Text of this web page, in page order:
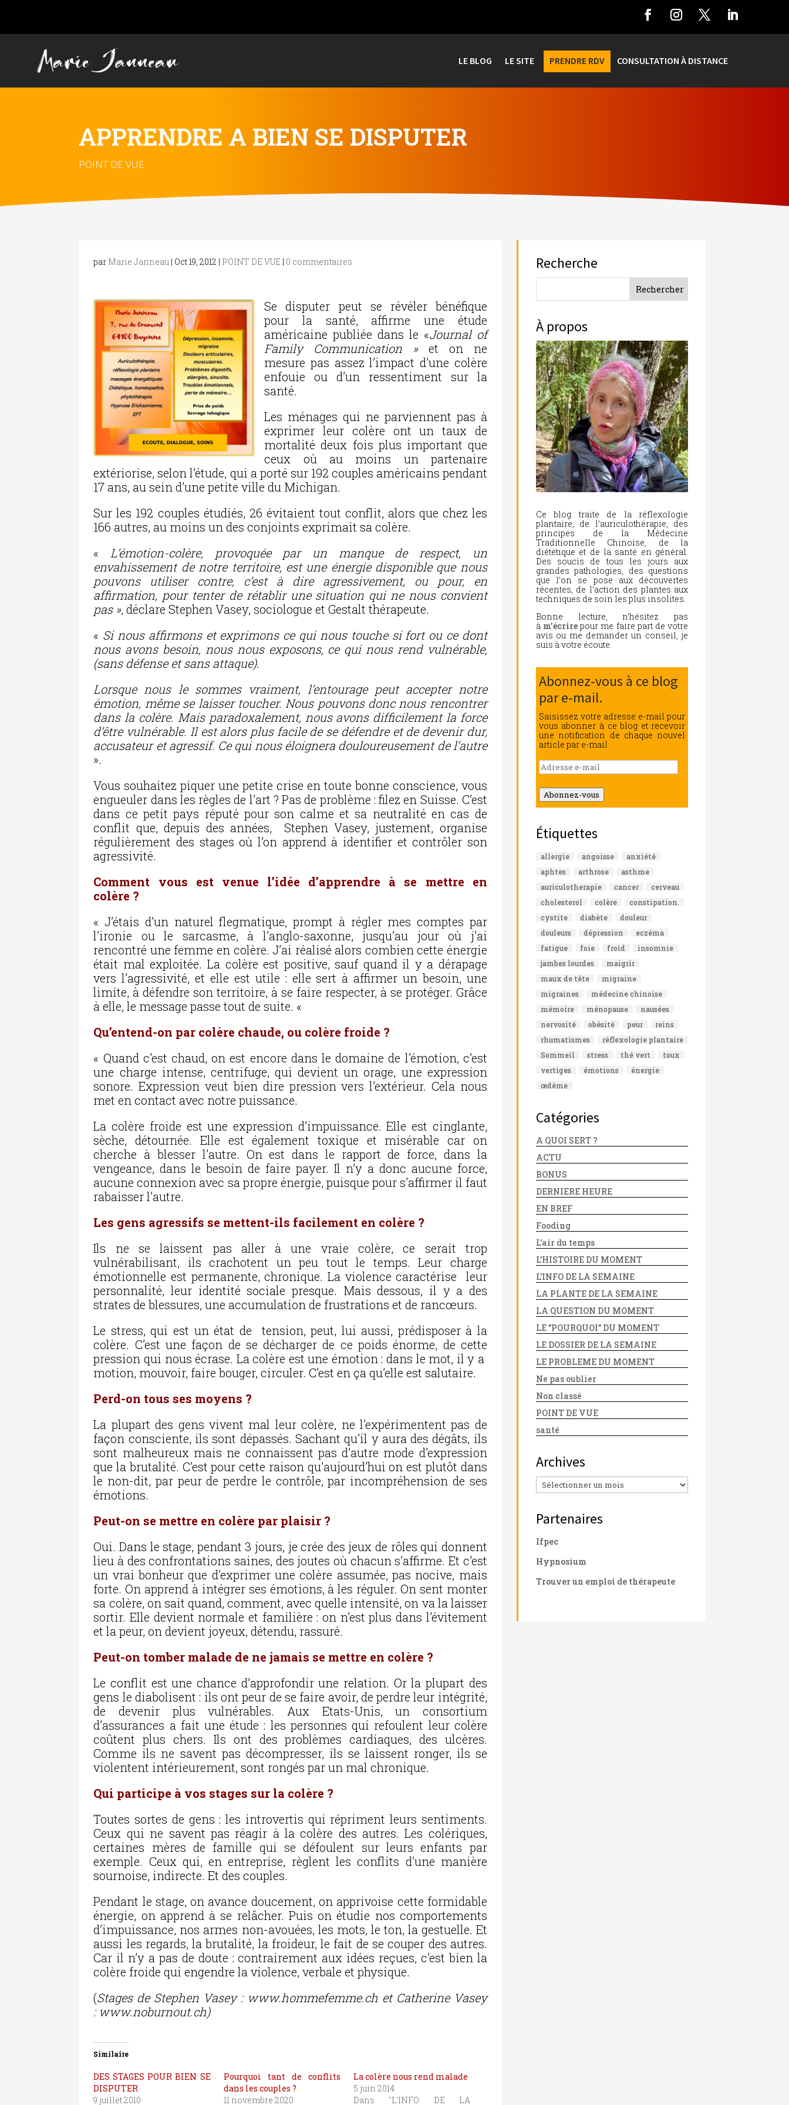
LE BLOG LE SITE PRENDRE RDV CONSULTATION À DISTANCE
APPRENDRE A BIEN SE DISPUTER
POINT DE VUE
par Marie Janneau | Oct 19, 2012 | POINT DE VUE | 0 commentaires
Se disputer peut se révéler bénéfique
pour la santé, affirme une étude
américaine publiée dans le «Journal of
Family Communication »et on ne
mesure pas assez l’impact d’une colère
enfouie ou d’un ressentiment sur la
santé.
Les ménages qui ne parviennent pas à
exprimer leur colère ont un taux de
mortalité deux fois plus important que
ceux où au moins un partenaire
extériorise, selon l’étude, qui a porté sur 192 couples américains pendant
17 ans, au sein d’une petite ville du Michigan.
Sur les 192 couples étudiés, 26 évitaient tout conflit, alors que chez les
166 autres, au moins un des conjoints exprimait sa colère.
« L’émotion-colère, provoquée par un manque de respect, un
envahissement de notre territoire, est une énergie disponible que nous
pouvons utiliser contre, c’est à dire agressivement, ou pour, en
affirmation, pour tenter de rétablir une situation qui ne nous convient
pas », déclare Stephen Vasey, sociologue et Gestalt thérapeute.
« Si nous affirmons et exprimons ce qui nous touche si fort ou ce dont
nous avons besoin, nous nous exposons, ce qui nous rend vulnérable,
(sans défense et sans attaque).
Lorsque nous le sommes vraiment, l’entourage peut accepter notre
émotion, même se laisser toucher. Nous pouvons donc nous rencontrer
dans la colère. Mais paradoxalement, nous avons difficilement la force
d’être vulnérable. Il est alors plus facile de se défendre et de devenir dur,
accusateur et agressif. Ce qui nous éloignera douloureusement de l’autre
».
Vous souhaitez piquer une petite crise en toute bonne conscience, vous
engueuler dans les règles de l’art ? Pas de problème : filez en Suisse. C’est
dans ce petit pays réputé pour son calme et sa neutralité en cas de
conflit que, depuis des années, Stephen Vasey, justement, organise
régulièrement des stages où l’on apprend à identifier et contrôler son
agressivité.
Comment vous est venue l’idée d’apprendre à se mettre en
colère ?
« J’étais d’un naturel flegmatique, prompt à régler mes comptes par
l’ironie ou le sarcasme, à l’anglo-saxonne, jusqu’au jour où j’ai
rencontré une femme en colère. J’ai réalisé alors combien cette énergie
était mal exploitée. La colère est positive, sauf quand il y a dérapage
vers l’agressivité, et elle est utile : elle sert à affirmer un besoin, une
limite, à défendre son territoire, à se faire respecter, à se protéger. Grâce
à elle, le message passe tout de suite. «
Qu’entend-on par colère chaude, ou colère froide ?
« Quand c’est chaud, on est encore dans le domaine de l’émotion, c’est
une charge intense, centrifuge, qui devient un orage, une expression
sonore. Expression veut bien dire pression vers l’extérieur. Cela nous
met en contact avec notre puissance.
La colère froide est une expression d’impuissance. Elle est cinglante,
sèche, détournée. Elle est également toxique et misérable car on
cherche à blesser l’autre. On est dans le rapport de force, dans la
vengeance, dans le besoin de faire payer. Il n’y a donc aucune force,
aucune connexion avec sa propre énergie, puisque pour s’affirmer il faut
rabaisser l’autre.
Les gens agressifs se mettent-ils facilement en colère ?
Ils ne se laissent pas aller à une vraie colère, ce serait trop
vulnérabilisant, ils crachotent un peu tout le temps. Leur charge
émotionnelle est permanente, chronique. La violence caractérise leur
personnalité, leur identité sociale presque. Mais dessous, il y a des
strates de blessures, une accumulation de frustrations et de rancœurs.
Le stress, qui est un état de tension, peut, lui aussi, prédisposer à la
colère. C’est une façon de se décharger de ce poids énorme, de cette
pression qui nous écrase. La colère est une émotion : dans le mot, il y a
motion, mouvoir, faire bouger, circuler. C’est en ça qu’elle est salutaire.
Perd-on tous ses moyens ?
La plupart des gens vivent mal leur colère, ne l’expérimentent pas de
façon consciente, ils sont dépassés. Sachant qu’il y aura des dégâts, ils
sont malheureux mais ne connaissent pas d’autre mode d’expression
que la brutalité. C’est pour cette raison qu’aujourd’hui on est plutôt dans
le non-dit, par peur de perdre le contrôle, par incompréhension de ses
émotions.
Peut-on se mettre en colère par plaisir ?
Oui. Dans le stage, pendant 3 jours, je crée des jeux de rôles qui donnent
lieu à des confrontations saines, des joutes où chacun s’affirme. Et c’est
un vrai bonheur que d’exprimer une colère assumée, pas nocive, mais
forte. On apprend à intégrer ses émotions, à les réguler. On sent monter
sa colère, on sait quand, comment, avec quelle intensité, on va la laisser
sortir. Elle devient normale et familière : on n’est plus dans l’évitement
et la peur, on devient joyeux, détendu, rassuré.
Peut-on tomber malade de ne jamais se mettre en colère ?
Le conflit est une chance d’approfondir une relation. Or la plupart des
gens le diabolisent : ils ont peur de se faire avoir, de perdre leur intégrité,
de devenir plus vulnérables. Aux Etats-Unis, un consortium
d’assurances a fait une étude : les personnes qui refoulent leur colère
coûtent plus chers. Ils ont des problèmes cardiaques, des ulcères.
Comme ils ne savent pas décompresser, ils se laissent ronger, ils se
violentent intérieurement, sont rongés par un mal chronique.
Qui participe à vos stages sur la colère ?
Toutes sortes de gens : les introvertis qui répriment leurs sentiments.
Ceux qui ne savent pas réagir à la colère des autres. Les colériques,
certaines mères de famille qui se défoulent sur leurs enfants par
exemple. Ceux qui, en entreprise, règlent les conflits d’une manière
sournoise, indirecte. Et des couples.
Pendant le stage, on avance doucement, on apprivoise cette formidable
énergie, on apprend à se relâcher. Puis on étudie nos comportements
d’impuissance, nos armes non-avouées, les mots, le ton, la gestuelle. Et
aussi les regards, la brutalité, la froideur, le fait de se couper des autres.
Car il n’y a pas de doute : contrairement aux idées reçues, c’est bien la
colère froide qui engendre la violence, verbale et physique.
(Stages de Stephen Vasey : www.hommefemme.ch et Catherine Vasey
: www.noburnout.ch)
Similaire
DES STAGES POUR BIEN SE
DISPUTER
9 juillet 2010
Pourquoi tant de conflits
dans les couples ?
11 novembre 2020
La colère nous rend malade
5 juin 2014
Dans "L'INFO DE LA
Recherche
À propos
Ce blog traite de la réflexologie
plantaire, de l’auriculothérapie, des
principes de la Médecine
Traditionnelle Chinoise, de la
diététique et de la santé en général.
Des soucis de tous les jours aux
grandes pathologies, des questions
que l’on se pose aux découvertes
récentes, de l’action des plantes aux
techniques de soin les plus insolites.
Bonne lecture, n’hésitez pas
à m’écrire pour me faire part de votre
avis ou me demander un conseil, je
suis à votre écoute.
Abonnez-vous à ce blog
par e-mail.
Saisissez votre adresse e-mail pour
vous abonner à ce blog et recevoir
une notification de chaque nouvel
article par e-mail.
Adresse
e-
mail
Abonnez-vous
Étiquettes
allergie angoisse
anxiété
aphtes
arthrose
asthme
auriculotherapie
cancer
cerveau
cholesterol
colère
constipation.
cystite
diabète
douleur
douleurs
dépression
eczéma
fatigue
foie froid
insomnie
jambes lourdes
maigrir
maux de tête
migraine
migraines
médecine chinoise
mémoire
ménopause
nausées
nervosité
obésité peur
reins
rhumatismes
réflexologie plantaire
Sommeil
stress thé vert
toux
vertiges
émotions
énergie
œdème
Catégories
A QUOI SERT ?
ACTU
BONUS
DERNIERE HEURE
EN BREF
Fooding
L'air du temps
L'HISTOIRE DU MOMENT
L'INFO DE LA SEMAINE
LA PLANTE DE LA SEMAINE
LA QUESTION DU MOMENT
LE "POURQUOI" DU MOMENT
LE DOSSIER DE LA SEMAINE
LE PROBLEME DU MOMENT
Ne pas oublier
Non classé
POINT DE VUE
santé
Archives
Archives
Partenaires
Ifpec
Hypnosium
Trouver un emploi de thérapeute